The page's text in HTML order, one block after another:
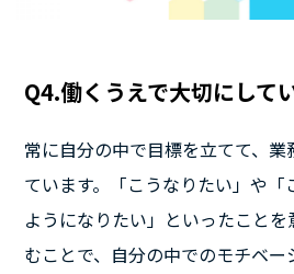
Q4.働くうえで大切にして
常に自分の中で目標を立てて、
ています。「こうなりたい」や「
ようになりたい」といったこと
むことで、自分の中でのモチベー